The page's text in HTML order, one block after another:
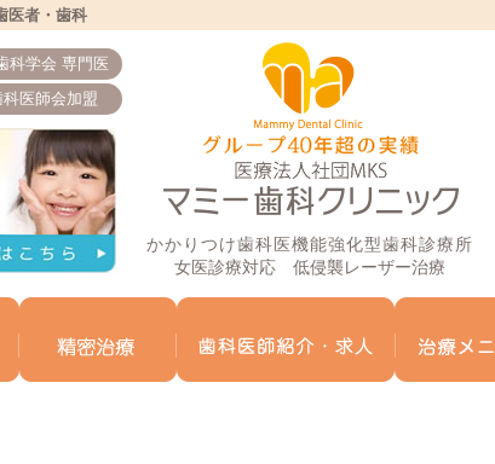
医者・歯科
科学会 専門医
医師会加盟
かかりつけ歯科医機能強化型歯科診療所
女医診療対応 低侵襲レーザー治療
マミー歯科についてマイクロスコープ精密治療歯科医師紹介